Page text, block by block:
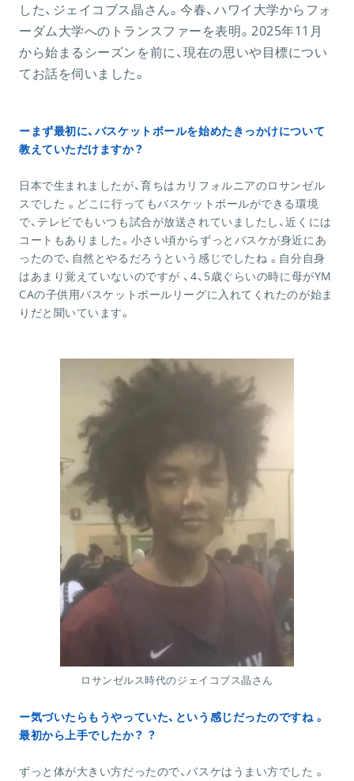
した、ジェイコブス晶さん。今春、ハワイ大学からフォ
ーダム大学へのトランスファーを表明。2025年11月
から始まるシーズンを前に、現在の思いや目標につい
てお話を伺いました。
ーまず最初に、バスケットボールを始めたきっかけについて
教えていただけますか？
日本で生まれましたが、育ちはカリフォルニアのロサンゼル
スでした 。どこに行ってもバスケットボールができる環境
で、テレビでもいつも試合が放送されていましたし、近くには
コートもありました。小さい頃からずっとバスケが身近にあ
ったので、自然とやるだろうという感じでしたね 。自分自身
はあまり覚えていないのですが 、4、5歳ぐらいの時に母がYM
CAの子供用バスケットボールリーグに入れてくれたのが始ま
りだと聞いています。
ロサンゼルス時代のジェイコブス晶さん
ー気づいたらもうやっていた、という感じだったのですね 。
最初から上手でしたか？ ？
ずっと体が大きい方だったので、バスケはうまい方でした 。